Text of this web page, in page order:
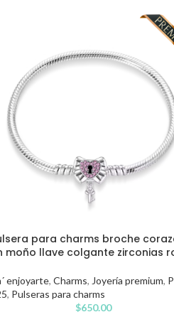
para charms broche
moño llave colgante zirconias
enjoyarte, Charms, Joyería premium,
, Pulseras para charms
$650.00